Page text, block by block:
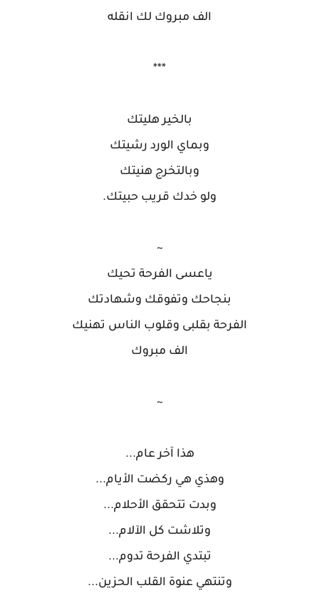
الف مبروك لك انقله
***
بالخير هليتك
وبماي الورد رشيتك
وبالتخرج هنيتك
ولو خدك قريب حبيتك.
~
ياعسى الفرحة تحيك
بنجاحك وتفوقك وشهادتك
الفرحة بقلبى وقلوب الناس تهنيك
الف مبروك
~
هذا آخر عام...
وهذي هي ركضت الأيام...
وبدت تتحقق الأحلام...
وتلاشت كل الآلام...
تبتدي الفرحة تدوم...
وتنتهي عنوة القلب الحزين...